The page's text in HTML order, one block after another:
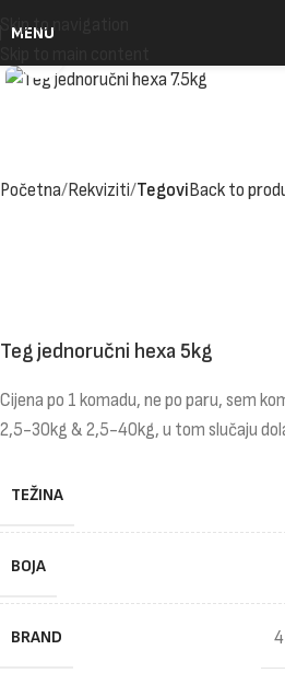
Skip to navigation
MENU
Početna Rekviziti TegoviBack to
Teg jednoručni hexa 5kg
Cijena po 1 komadu, ne po paru, sem
2,5-30kg & 2,5-40kg, u tom slučaju
TEŽINA
BOJA
BRAND